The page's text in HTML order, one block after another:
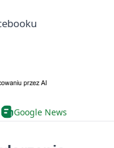
Google News